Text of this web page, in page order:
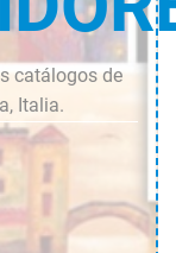
catálogos de
Italia.